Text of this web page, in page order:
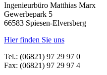
Ingenieurbüro Matthias Marx
Gewerbepark 5
66583 Spiesen-Elversberg
Hier finden Sie uns
Tel.: (06821) 97 29 97 0
Fax: (06821) 97 29 97 4